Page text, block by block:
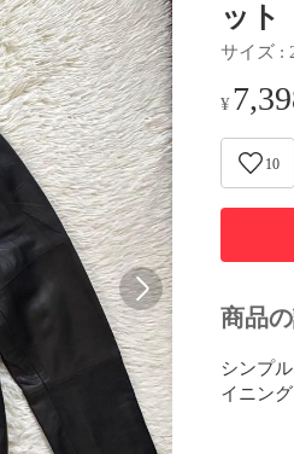
ット
サイズ :
¥
10
商品
シンプ
イニン